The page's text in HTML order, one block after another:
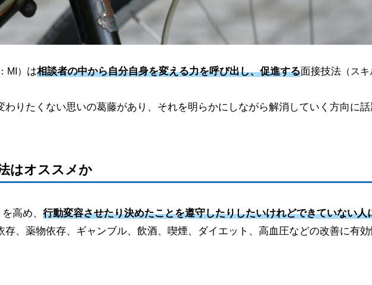
MI） は相談者の中から自分自身を変える力を呼び出し、促進する面接技法 （スキ
りたくない思いの葛藤があり、それを明らかにしながら解消していく方向に
はオススメか
を高め、 行動変容させたり決めたことを遵守したりしたいけれどできていない人
、薬物依存、ギャンブル、飲酒、喫煙、ダイエット、高血圧などの改善に有